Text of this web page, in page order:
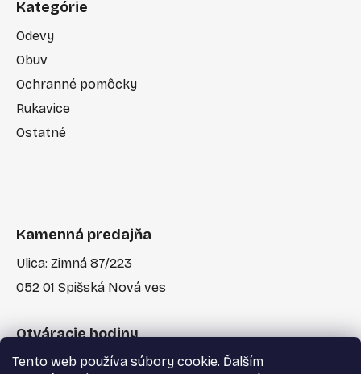
Tento web používa súbory cookie. Ďalším
Kategórie
Odevy
Obuv
Ochranné pomôcky
Rukavice
Ostatné
Kamenná predajňa
Ulica: Zimná 87/223
052 01 Spišská Nová ves
Otváracie hodiny
Po-Pia: 7:30 - 17:00